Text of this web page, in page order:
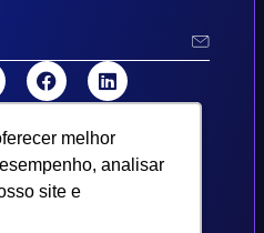
melhor
analisar
site e
melhor
analisar
site e
Todos os direitos
de privacidade..